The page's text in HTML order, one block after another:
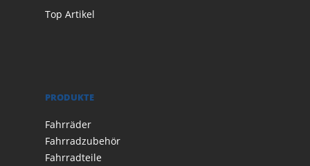
Top Artikel
PRODUKTE
Fahrräder
Fahrradzubehör
Fahrradteile